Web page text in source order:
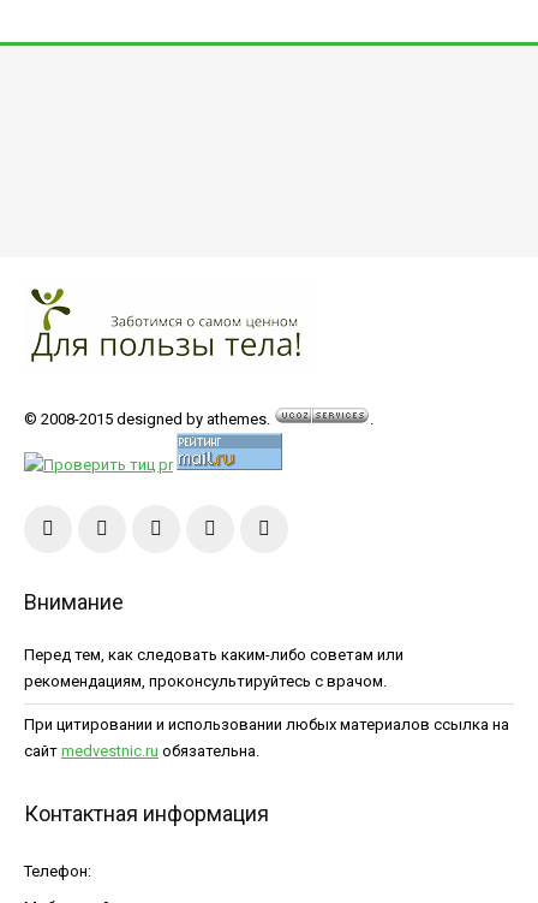
© 2008-2015 designed by athemes. .
Внимание
Перед тем, как следовать каким-либо советам или
рекомендациям, проконсультируйтесь с врачом.
При цитировании и использовании любых материалов ссылка на
сайт medvestnic.ru обязательна.
Контактная информация
Телефон: